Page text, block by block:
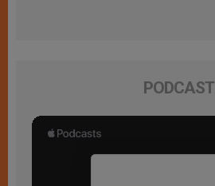
PODCAST